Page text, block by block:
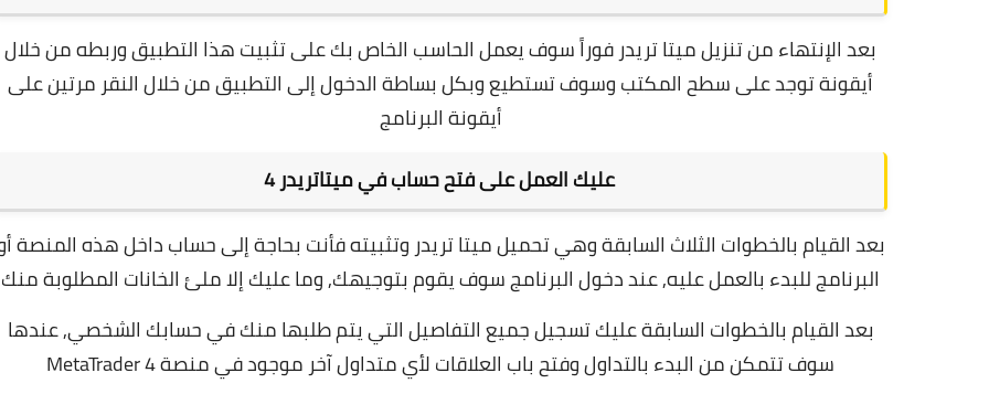
بعد الإنتهاء من تنزيل ميتا تريدر فوراً سوف يعمل الحاسب الخاص بك على تثبيت هذا التطبيق وربطه من خلال
أيقونة توجد على سطح المكتب وسوف تستطيع وبكل بساطة الدخول إلى التطبيق من خلال النقر مرتين على
أيقونة البرنامج
عليك العمل على فتح حساب في ميتاتريدر 4
بعد القيام بالخطوات الثلاث السابقة وهي تحميل ميتا تريدر وتثبيته فأنت بحاجة إلى حساب داخل هذه المنصة
البرنامج للبدء بالعمل عليه, عند دخول البرنامج سوف يقوم بتوجيهك,وما عليك إلا ملئ الخانات المطلوبة منك
بعد القيام بالخطوات السابقة عليك تسجيل جميع التفاصيل التي يتم طلبها منك في حسابك الشخصي, عندها
سوف تتمكن من البدء بالتداول وفتح باب العلاقات لأي متداول آخر موجود في منصة MetaTrader 4